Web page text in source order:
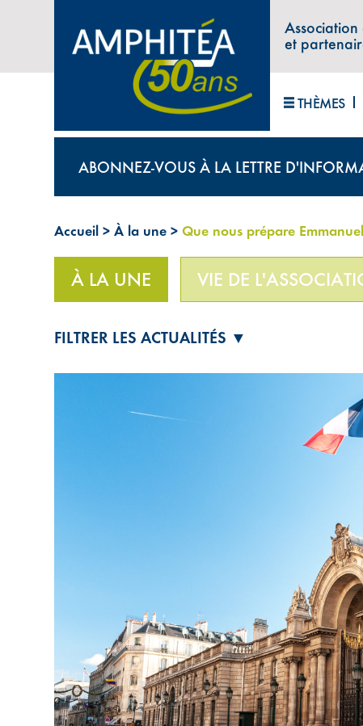
et
THÈMES
ABONNEZ-VOUS À LA LETTRE
Accueil > À la une > Que nous prépare
À LA UNE VIE DE
FILTRER LES ACTUALITÉS ▼